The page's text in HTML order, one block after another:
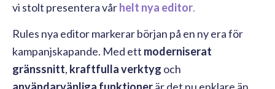
vi stolt presentera vårhelt nya editor.
Rules nya editor markerar början på en ny era för
kampanjskapande. Med ett moderniserat
gränssnitt, kraftfulla verktyg och